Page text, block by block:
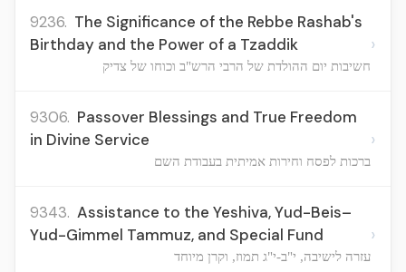
9236. The Significance of the Rebbe Rashab's
Birthday and the Power of a Tzaddik
חשיבות יום ההולדת של הרבי הרש"ב וכוחו של צדיק
›
9306. Passover Blessings and True Freedom
in Divine Service
ברכות לפסח וחירות אמיתית בעבודת השם
›
9343. Assistance to the Yeshiva, Yud-Beis–
Yud-Gimmel Tammuz, and Special Fund
עזרה לישיבה, י"ב-י"ג תמוז, וקרן מיוחד
›